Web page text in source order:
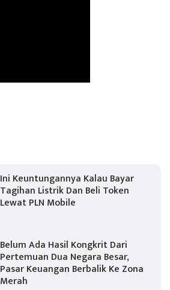
Ini Keuntungannya Kalau Bayar
Tagihan Listrik Dan Beli Token
Lewat PLN Mobile
Belum Ada Hasil Kongkrit Dari
Pertemuan Dua Negara Besar,
Pasar Keuangan Berbalik Ke Zona
Merah